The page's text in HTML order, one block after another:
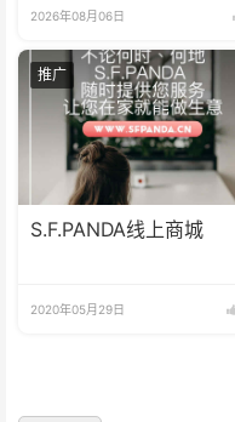
2026年08月06日
推广
S.F.PANDA线上商城
2020年05月29日